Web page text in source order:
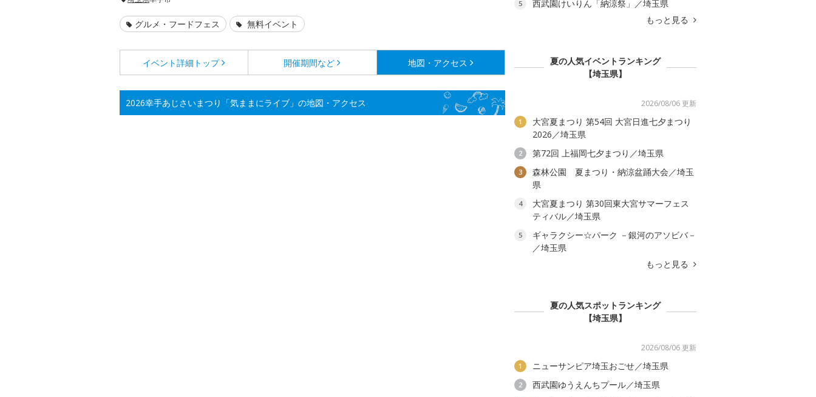
グルメ・フードフェス 無料イベント
イベント詳細 トップ 開催期間など 地図・アクセス
2026幸手あじさいまつり「気ままにライブ」の地図・アクセス
5
西武園けいりん「納涼祭」／埼玉県
もっと見る
夏の人気イベントランキング
【埼玉県】
2026/08/06 更新
1
大宮夏まつり 第54回 大宮日進七夕まつり
2026／埼玉県
2 第72回 上福岡七夕まつり／埼玉県
3
森林公園 夏まつり・納涼盆踊大会／埼玉
県
4
大宮夏まつり 第30回東大宮サマーフェス
ティバル／埼玉県
5
ギャラクシー☆パーク －銀河のアソビバ－
／埼玉県
もっと見る
夏の人気スポットランキング
【埼玉県】
2026/08/06 更新
1 ニューサンピア埼玉おごせ／埼玉県
2 西武園ゆうえんちプール／埼玉県